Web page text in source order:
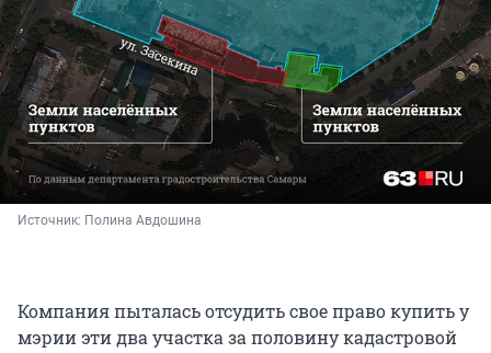
Источник: Полина Авдошина
Компания пыталась отсудить свое право купить у
мэрии эти два участка за половину кадастровой